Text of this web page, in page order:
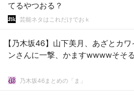
てるやつおる？
芸能ネタはこれだけでおｋ
【乃木坂46】山下美月、あざとカ
ンさんに一撃、かますwwwwそそ
乃木坂46まとめの「ま」